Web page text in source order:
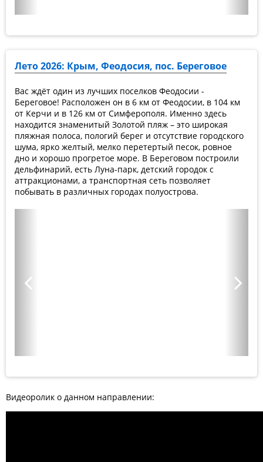
Лето 2026: Крым, Феодосия, пос. Береговое
Вас ждёт один из лучших поселков Феодосии -
Береговое! Расположен он в 6 км от Феодосии, в 104 км
от Керчи и в 126 км от Симферополя. Именно здесь
находится знаменитый Золотой пляж – это широкая
пляжная полоса, пологий берег и отсутствие городского
шума, ярко желтый, мелко перетертый песок, ровное
дно и хорошо прогретое море. В Береговом построили
дельфинарий, есть Луна-парк, детский городок с
аттракционами, а транспортная сеть позволяет
побывать в различных городах полуострова.
Видеоролик о данном направлении: